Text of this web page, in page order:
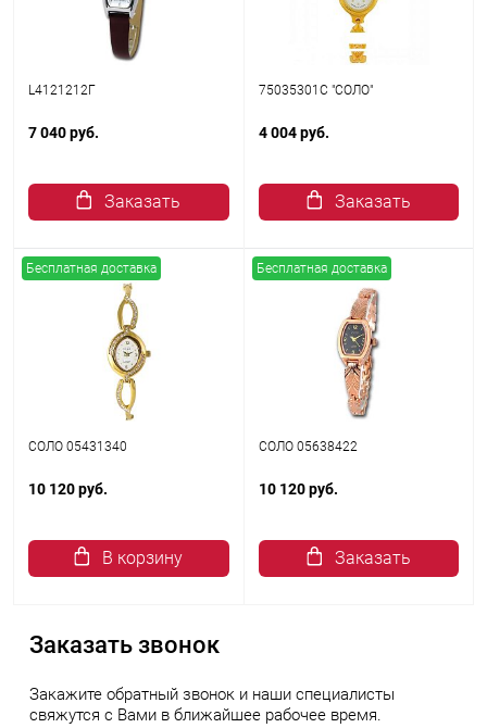
L4121212Г
7 040 руб.
Заказать
75035301С "СОЛО"
4 004 руб.
Заказать
Бесплатная доставка
СОЛО 05431340
10 120 руб.
В корзину
Бесплатная доставка
СОЛО 05638422
10 120 руб.
Заказать
Заказать звонок
Закажите обратный звонок и наши специалисты
свяжутся с Вами в ближайшее рабочее время.